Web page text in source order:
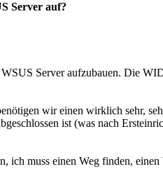
Server auf?
Server aufzubauen. Die
wir einen wirklich sehr,
ist (was nach
ich muss einen Weg finden,